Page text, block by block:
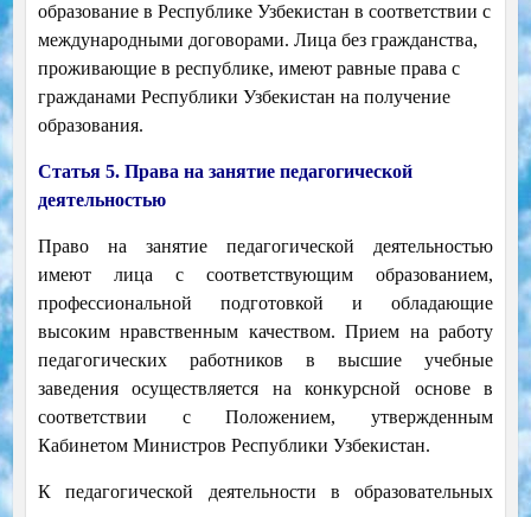
образование в Республике Узбекистан в соответствии с
международными договорами. Лица без гражданства,
проживающие в республике, имеют равные права с
гражданами Республики Узбекистан на получение
образования.
Статья 5. Права на занятие педагогической
деятельностью
Право на занятие педагогической деятельностью
имеют лица с соответствующим образованием,
профессиональной подготовкой и обладающие
высоким нравственным качеством. Прием на работу
педагогических работников в высшие учебные
заведения осуществляется на конкурсной основе в
соответствии с Положением, утвержденным
Кабинетом Министров Республики Узбекистан.
К педагогической деятельности в образовательных